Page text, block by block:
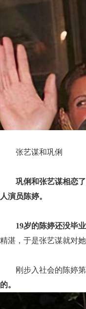
张艺谋和巩俐
巩俐和张艺谋相恋
人演员陈婷。
19岁的陈婷还没毕
精湛，于是张艺谋就对
刚步入社会的陈婷
的。